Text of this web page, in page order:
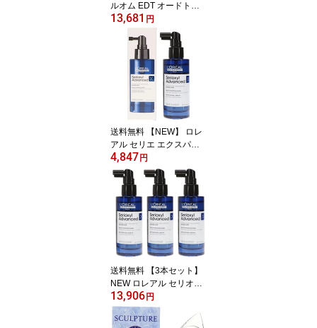
ルオム EDT オードトワ
レ SP 100ml 【NEWパッ
ケージ】 香水 BVLGARI
【営業日13時まで当日発
13,681 円
送料無料 【NEW】 ロレ
アル セリエ エクスパー
ト セリオキシル アドバ
ンスト デンサーヘア 90
ml 国内正規品 【営業日1
3時まで当日発送】
4,847円
送料無料 【3本セット】
NEW ロレアル セリオキ
シル セリエ エクスパー
ト アドバンスト デンサ
ーヘア 90ml 国内正規品
13,906円